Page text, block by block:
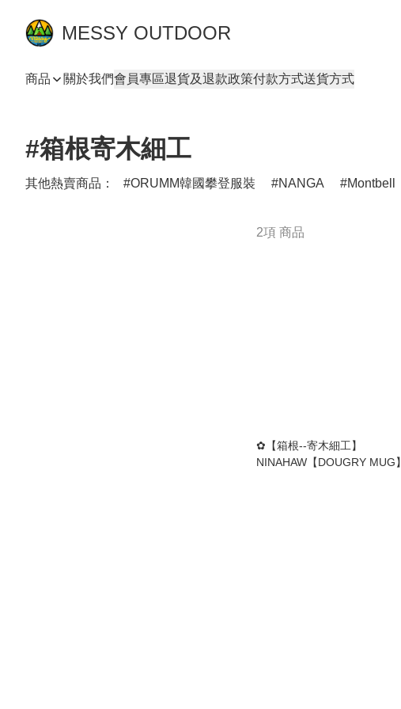
MESSY OUTDOOR
商品 關於我們會員專區退貨及退款政策付款方式送貨方式
#箱根寄木細工
其他熱賣商品： ORUMM韓國攀登服裝 NANGA Montbell
2項 商品
✿【箱根--寄木細工】
NINAHAW【DOUGRY MUG】